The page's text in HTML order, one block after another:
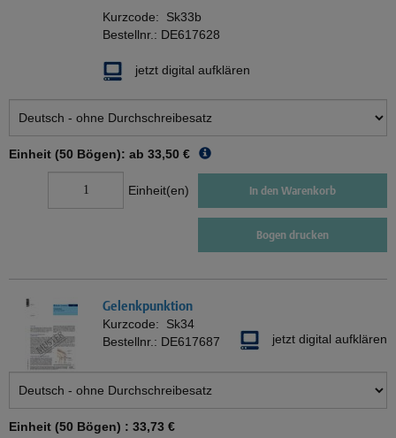
Kurzcode: Sk33b
Bestellnr.: DE617628
jetzt digital aufklären
Einheit (50 Bögen): ab 33,50 €
Einheit(en) In den Warenkorb
Bogen drucken
Gelenkpunktion
Kurzcode: Sk34
Bestellnr.: DE617687 jetzt digital aufklären
Einheit (50 Bögen) : 33,73 €